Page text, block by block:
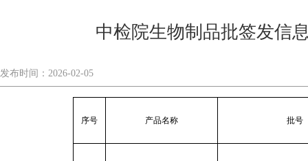
中检院生物制品批签发信
发布时间：2026-02-05
序号 产品名称 批号